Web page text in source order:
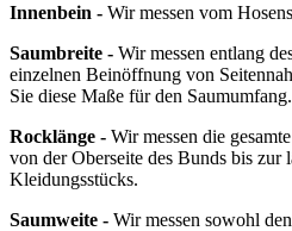
Innenbein - Wir messen vom
Saumbreite - Wir messen entlang
einzelnen Beinöffnung von
Sie diese Maße für den Saumumfang.
Rocklänge - Wir messen die
von der Oberseite des Bunds bis zur
Kleidungsstücks.
Saumweite - Wir messen sowohl